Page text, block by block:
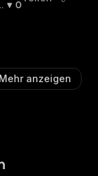
0
Mehr anzeigen